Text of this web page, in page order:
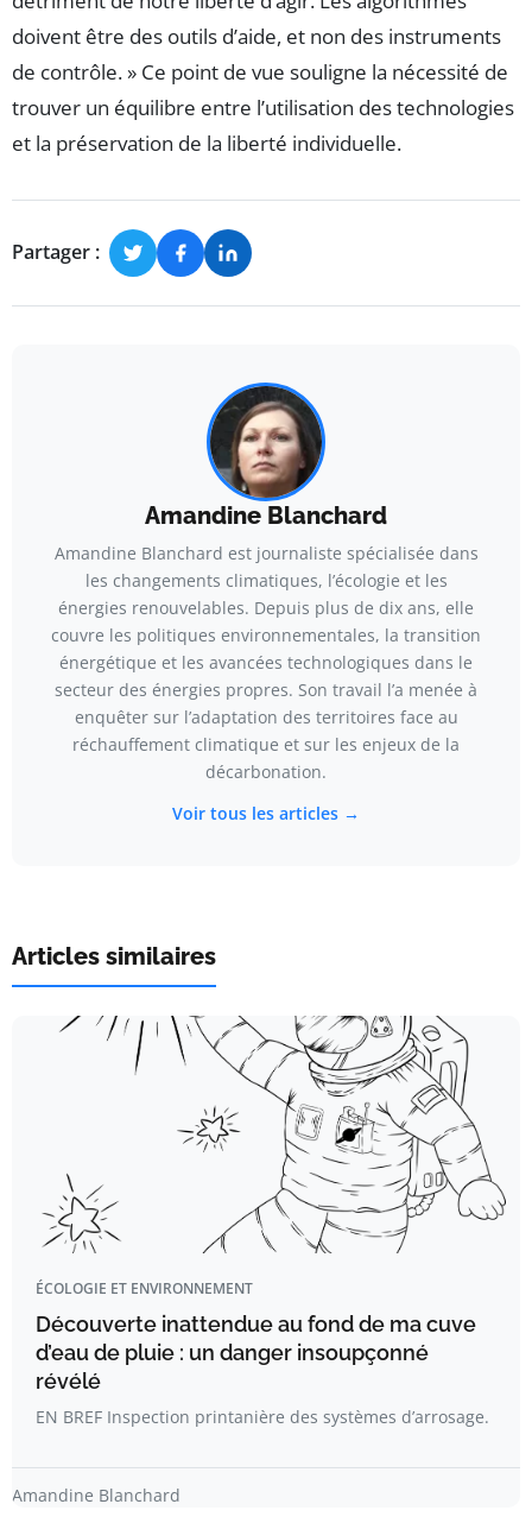
doivent être des outils d’aide, et non des instruments
de contrôle. » Ce point de vue souligne la nécessité de
trouver un équilibre entre l’utilisation des technologies
et la préservation de la liberté individuelle.
Partager :
Amandine Blanchard
Amandine Blanchard est journaliste spécialisée dans
les changements climatiques, l’écologie et les
énergies renouvelables. Depuis plus de dix ans, elle
couvre les politiques environnementales, la transition
énergétique et les avancées technologiques dans le
secteur des énergies propres. Son travail l’a menée à
enquêter sur l’adaptation des territoires face au
réchauffement climatique et sur les enjeux de la
décarbonation.
Voir tous les articles →
Articles similaires
ÉCOLOGIE ET ENVIRONNEMENT
Découverte inattendue au fond de ma cuve
d’eau de pluie : un danger insoupçonné
révélé
EN BREF Inspection printanière des systèmes d’arrosage.
Amandine Blanchard